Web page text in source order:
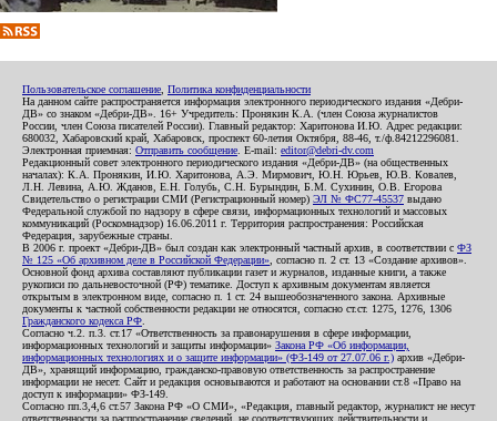
Пользовательское соглашение Политика конфиденциальности
На данном сайте распространяется информация электронного периодического издания «Дебри-
ДВ» со знаком «Дебри-ДВ». 16+ Учредитель: Пронякин К.А. (член Союза журналистов
России, член Союза писателей России). Главный редактор: Харитонова И.Ю. Адрес редакции:
680032, Хабаровский край, Хабаровск, проспект 60-летия Октября, 88-46, т./ф.84212296081.
Электронная приемная: Отправить сообщение . E-mail: editor@debri-dv.com
Редакционный совет электронного периодического издания «Дебри-ДВ» (на общественных
началах): К.А. Пронякин, И.Ю. Харитонова, А.Э. Мирмович, Ю.Н. Юрьев, Ю.В. Ковалев,
Л.Н. Левина, А.Ю. Жданов, Е.Н. Голубь, С.Н. Бурындин, Б.М. Сухинин, О.В. Егорова
Свидетельство о регистрации СМИ (Регистрационный номер) ЭЛ № ФС77-45537 выдано
Федеральной службой по надзору в сфере связи, информационных технологий и массовых
коммуникаций (Роскомнадзор) 16.06.2011 г. Территория распространения: Российская
Федерация, зарубежные страны.
В 2006 г. проект «Дебри-ДВ» был создан как электронный частный архив, в соответствии с ФЗ
№ 125 «Об архивном деле в Российской Федерации» , согласно п. 2 ст. 13 «Создание архивов».
Основной фонд архива составляют публикации газет и журналов, изданные книги, а также
рукописи по дальневосточной (РФ) тематике. Доступ к архивным документам является
открытым в электронном виде, согласно п. 1 ст. 24 вышеобозначенного закона. Архивные
документы к частной собственности редакции не относятся, согласно ст.ст. 1275, 1276, 1306
Гражданского кодекса РФ
Согласно ч.2. п.3. ст.17 «Ответственность за правонарушения в сфере информации,
информационных технологий и защиты информации» Закона РФ «Об информации,
информационных технологиях и о защите информации» (ФЗ-149 от 27.07.06 г.) архив «Дебри-
ДВ», хранящий информацию, гражданско-правовую ответственность за распространение
информации не несет. Сайт и редакция основываются и работают на основании ст.8 «Право на
доступ к информации» ФЗ-149.
Согласно пп.3,4,6 ст.57 Закона РФ «О СМИ», «Редакция, главный редактор, журналист не несут
ответственности за распространение сведений, не соответствующих действительности и